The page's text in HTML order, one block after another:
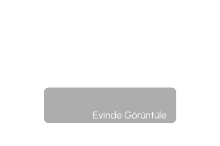
Evinde Görüntüle